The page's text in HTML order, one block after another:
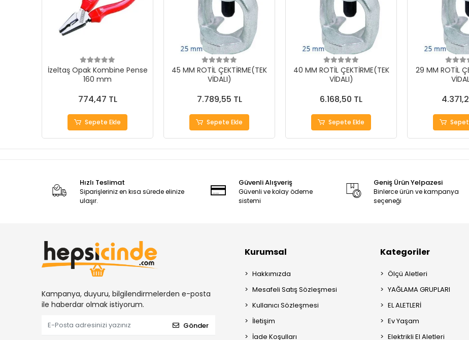
İzeltaş Opak Kombine Pense
160 mm
774,47 TL
Sepete Ekle
45 MM ROTİL ÇEKTİRME(TEK
VİDALI)
7.789,55 TL
Sepete Ekle
40 MM ROTİL ÇEKTİRME(TEK
VİDALI)
6.168,50 TL
Sepete Ekle
29 MM ROTİL
Hızlı Teslimat
Siparişleriniz en kısa sürede elinize
ulaşır.
Güvenli Alışveriş
Güvenli ve kolay ödeme
sistemi
Geniş Ürün Yelpazesi
Binlerce ürün ve kampanya
seçeneği
Kampanya, duyuru, bilgilendirmelerden e-posta
ile haberdar olmak istiyorum.
Gönder
Kurumsal
Hakkımızda
Mesafeli Satış Sözleşmesi
Kullanıcı Sözleşmesi
İletişim
İade Koşulları
Kategoriler
Ölçü Aletleri
YAĞLAMA GRUPLARI
EL ALETLERİ
Ev Yaşam
Elektrikli El Aletleri